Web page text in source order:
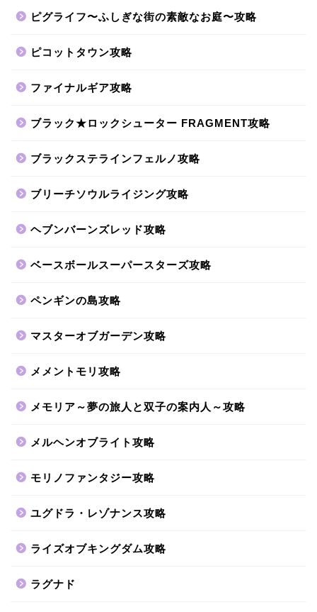
ピグライフ〜ふしぎな街の素敵なお庭〜攻略
ピコットタウン攻略
ファイナルギア攻略
ブラック★ロックシューター FRAGMENT攻略
ブラックステラインフェルノ攻略
ブリーチソウルライジング攻略
ヘブンバーンズレッド攻略
ベースボールスーパースターズ攻略
ペンギンの島攻略
マスターオブガーデン攻略
メメントモリ攻略
メモリア～夢の旅人と双子の案内人～攻略
メルヘンオブライト攻略
モリノファンタジー攻略
ユグドラ・レゾナンス攻略
ライズオブキングダム攻略
ラグナド